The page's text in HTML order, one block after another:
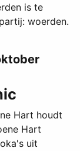
is te
woerden.
Hart houdt
Hart
uit